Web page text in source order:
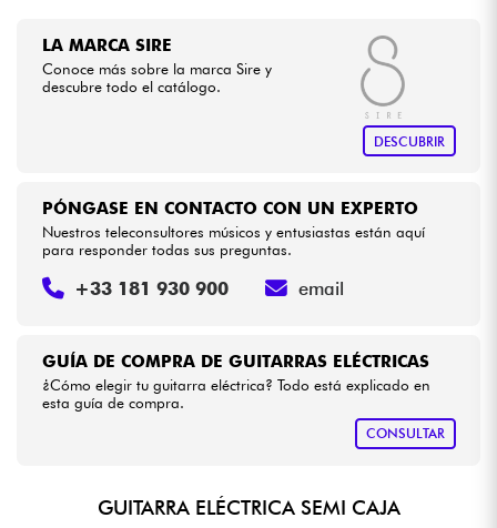
LA MARCA SIRE
Conoce más sobre la marca Sire y
descubre todo el catálogo.
DESCUBRIR
GUÍA DE COMPRA DE GUITARRAS ELÉCTRICAS
¿Cómo elegir tu guitarra eléctrica? Todo está explicado en
esta guía de compra.
CONSULTAR
PÓNGASE EN CONTACTO CON UN EXPERTO
Nuestros teleconsultores músicos y entusiastas están aquí
para responder todas sus preguntas.
+33 181 930 900 email
GUITARRA ELÉCTRICA SEMI CAJA